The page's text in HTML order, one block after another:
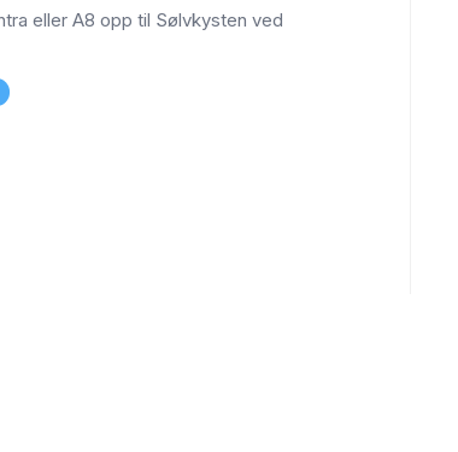
eller A8 opp til Sølvkysten ved